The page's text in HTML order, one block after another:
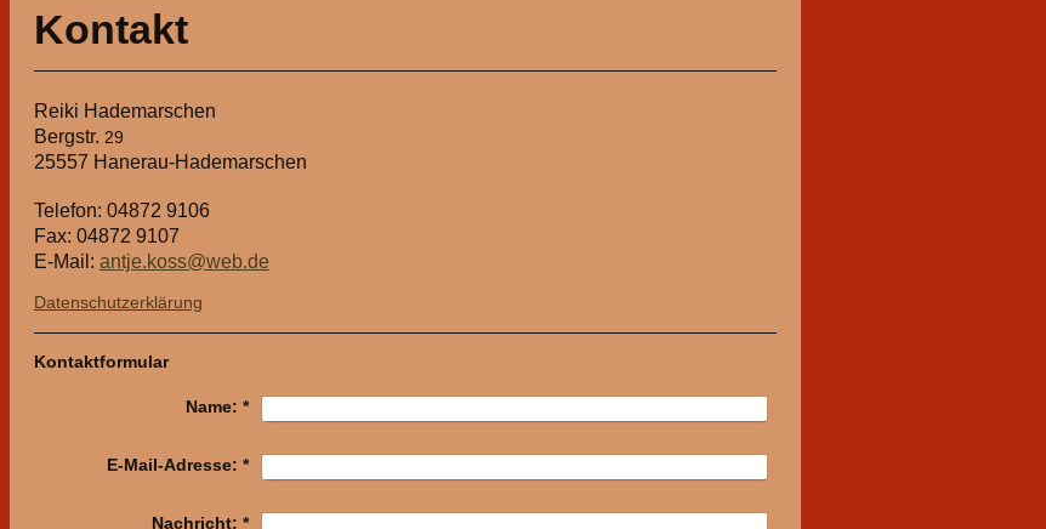
Kontakt
Reiki Hademarschen
Bergstr. 29
25557 Hanerau-Hademarschen
Telefon: 04872 9106
Fax: 04872 9107
E-Mail: antje.koss@web.de
Datenschutzerklärung
Kontaktformular
Name: *
E-Mail-Adresse: *
Nachricht: *